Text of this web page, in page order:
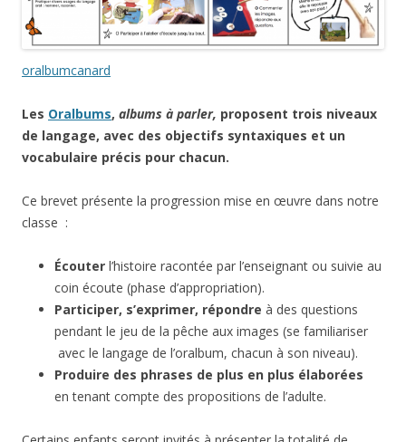
oralbumcanard
Les Oralbums, albums à parler, proposent trois niveaux
de langage, avec des objectifs syntaxiques et un
vocabulaire précis pour chacun.
Ce brevet présente la progression mise en œuvre dans notre
classe :
Écouter l’histoire racontée par l’enseignant ou suivie au
coin écoute (phase d’appropriation).
Participer, s’exprimer, répondre à des questions
pendant le jeu de la pêche aux images (se familiariser
avec le langage de l’oralbum, chacun à son niveau).
Produire des phrases de plus en plus élaborées
en tenant compte des propositions de l’adulte.